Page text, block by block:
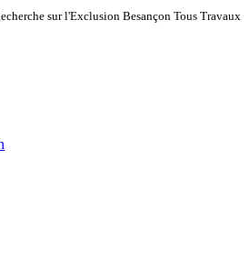
sur l'Exclusion Besançon Tous Travaux